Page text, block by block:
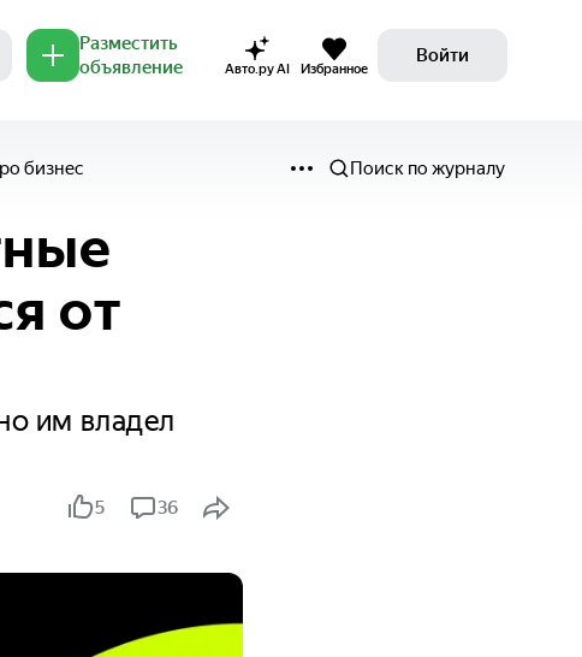
Разместить
объявление
Авто.ру AI Избранное
Войти
бизнес Поиск по журналу
от
им владел
5 36